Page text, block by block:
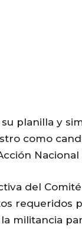
planilla y
como
Nacional
del Comité
requeridos
militancia